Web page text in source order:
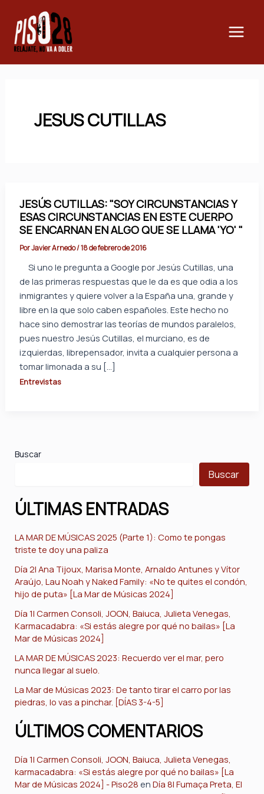
contenido
JESUS CUTILLAS
JESÚS CUTILLAS: "SOY CIRCUNSTANCIAS Y
ESAS CIRCUNSTANCIAS EN ESTE CUERPO
SE ENCARNAN EN ALGO QUE SE LLAMA 'YO' "
PorJavier Arnedo/18 de febrero de 2016
Si uno le pregunta a Google por Jesús Cutillas, una
de las primeras respuestas que le da es que odia a los
inmigrantes y quiere volver a la España una, grande y
libre en la que solo caben españoles. Este hecho no
hace sino demostrar las teorías de mundos paralelos,
pues nuestro Jesús Cutillas, el murciano, es de
izquierdas, librepensador, invita a cualquier persona a
tomar limonada a su […]
Entrevistas
Buscar
Buscar
ÚLTIMAS ENTRADAS
LA MAR DE MÚSICAS 2025 (Parte 1): Como te pongas
triste te doy una paliza
Día 2| Ana Tijoux, Marisa Monte, Arnaldo Antunes y Vítor
Araújo, Lau Noah y Naked Family: «No te quites el condón,
hijo de puta» [La Mar de Músicas 2024]
Día 1| Carmen Consoli, JOON, Baiuca, Julieta Venegas,
Karmacadabra: «Si estás alegre por qué no bailas» [La
Mar de Músicas 2024]
LA MAR DE MÚSICAS 2023: Recuerdo ver el mar, pero
nunca llegar al suelo.
La Mar de Músicas 2023: De tanto tirar el carro por las
piedras, lo vas a pinchar. [DÍAS 3-4-5]
ÚLTIMOS COMENTARIOS
Día 1| Carmen Consoli, JOON, Baiuca, Julieta Venegas,
karmacadabra: «Si estás alegre por qué no bailas» [La
Mar de Músicas 2024] - Piso28 enDía 8| Fumaça Preta, El